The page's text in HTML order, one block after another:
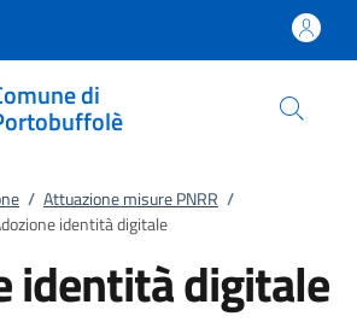
di
/ Attuazione misure PNRR /
identità digitale
identità digitale